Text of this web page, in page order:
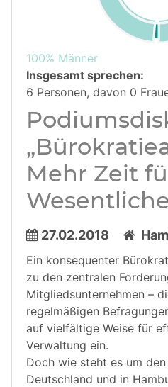
100% Männer
Insgesamt sprechen:
6 Personen, davon 0
Mehr Zeit
27.02.2018
Ein konsequenter
zu den zentralen
Mitgliedsunternehmen –
regelmäßigen
auf vielfältige Weise für
Verwaltung ein.
Doch wie steht es um
Deutschland und in